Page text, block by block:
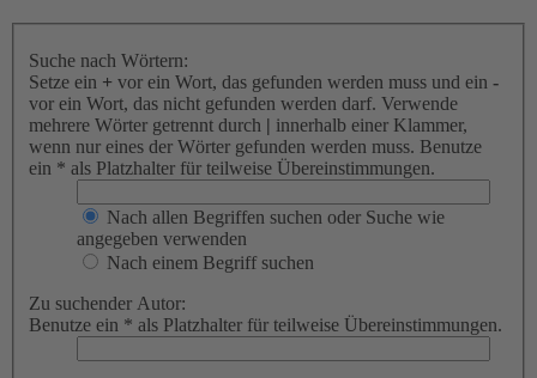
Suche nach Wörtern:
Setze ein + vor ein Wort, das gefunden werden muss und ein -
vor ein Wort, das nicht gefunden werden darf. Verwende
mehrere Wörter getrennt durch | innerhalb einer Klammer,
wenn nur eines der Wörter gefunden werden muss. Benutze
ein * als Platzhalter für teilweise Übereinstimmungen.
Nach allen Begriffen suchen oder Suche wie
angegeben verwenden
Nach einem Begriff suchen
Zu suchender Autor:
Benutze ein * als Platzhalter für teilweise Übereinstimmungen.